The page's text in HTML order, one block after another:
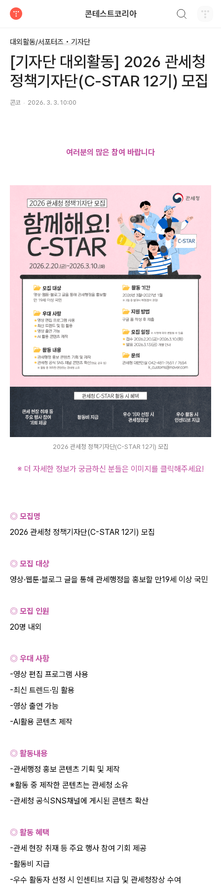
콘테스트코리아
대외활동/서포터즈 • 기자단
[기자단 대외활동] 2026 관세청
정책기자단(C-STAR 12기) 모집
콘코 2026. 3. 3. 10:00
여러분의 많은 참여 바랍니다
2026 관세청 정책기자단(C-STAR 12기) 모집
※ 더 자세한 정보가 궁금하신 분들은 이미지를 클릭해주세요!
◎ 모집명
2026 관세청 정책기자단(C-STAR 12기) 모집
◎ 모집 대상
영상·웹툰·블로그 글을 통해 관세행정을 홍보할 만19세 이상 국민
◎ 모집 인원
20명 내외
◎ 우대 사항
-영상 편집 프로그램 사용
-최신 트렌드·밈 활용
-영상 출연 가능
-AI활용 콘텐츠 제작
◎ 활동내용
-관세행정 홍보 콘텐츠 기획 및 제작
※활동 중 제작한 콘텐츠는 관세청 소유
-관세청 공식SNS채널에 게시된 콘텐츠 확산
◎ 활동 혜택
-관세 현장 취재 등 주요 행사 참여 기회 제공
-활동비 지급
-우수 활동자 선정 시 인센티브 지급 및 관세청장상 수여